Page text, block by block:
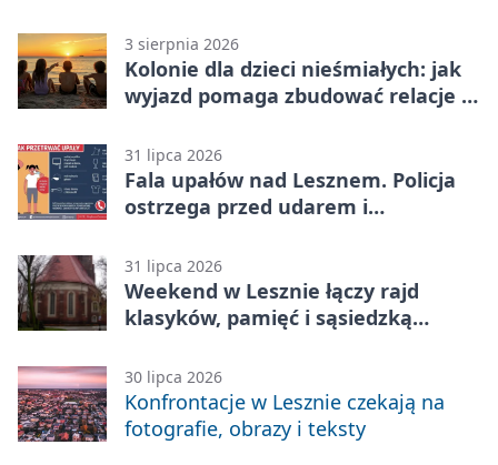
3 sierpnia 2026
Kolonie dla dzieci nieśmiałych: jak
wyjazd pomaga zbudować relacje z
31 lipca 2026
Fala upałów nad Lesznem. Policja
ostrzega przed udarem i
31 lipca 2026
Weekend w Lesznie łączy rajd
klasyków, pamięć i sąsiedzką
30 lipca 2026
Konfrontacje w Lesznie czekają na
fotografie, obrazy i teksty